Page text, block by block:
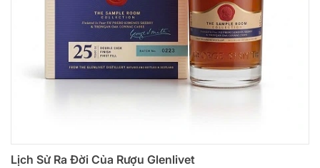
Lịch Sử Ra Đời Của Rượu Glenlivet